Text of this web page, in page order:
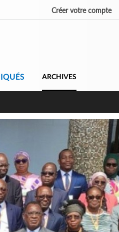
Créer votre compte
ARCHIVES
campagne contre les produits